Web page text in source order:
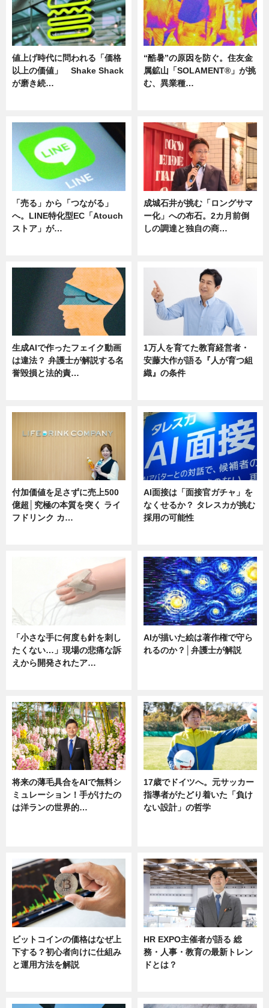
値上げ時代に問われる「価格
以上の価値」 Shake Shack
が磨き続…
“酷暑”の原因を防ぐ。住友金
属鉱山「SOLAMENT®」が挑
む、異業種…
「売る」から「つながる」
へ。LINE特化型EC「Atouch
ストア」が…
成城石井が挑む「ロングサマ
ー化」への布石。2カ月前倒
しの調達と独自の商…
生成AIで作ったフェイク動画
は違法？ 弁護士が解説する名
誉毀損と法的責…
1万人を育てた教育経営者・
安藤大作が語る『人が育つ組
織』の条件
付加価値を足さずに売上500
億超│究極の本質を突く ライ
フドリンク カ…
AI面接は「面接官ガチャ」を
なくせるか？ タレスカが挑む
採用の可能性
「小さな手に何度も針を刺し
たくない…」現場の悲痛な訴
えから開発されたア…
AIが描いた絵は著作権で守ら
れるのか？│弁護士が解説
将来の薄毛具合をAIで無料シ
ミュレーション！手がけたの
は洋ランの世界的…
17歳でドイツへ。元サッカー
指導者がたどり着いた「負け
ない設計」の哲学
ビットコインの価格はなぜ上
下する？初心者向けに仕組み
と運用方法を解説
HR EXPO主催者が語る 総
務・人事・教育の最新トレン
ドとは？